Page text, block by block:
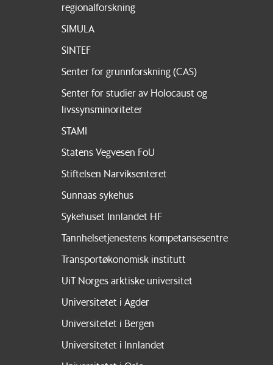
regionalforskning
SIMULA
SINTEF
Senter for grunnforskning (CAS)
Senter for studier av Holocaust og
livssynsminoriteter
STAMI
Statens Vegvesen FoU
Stiftelsen Narviksenteret
Sunnaas sykehus
Sykehuset Innlandet HF
Tannhelsetjenestens kompetansesentre
Transportøkonomisk institutt
UiT Norges arktiske universitet
Universitetet i Agder
Universitetet i Bergen
Universitetet i Innlandet